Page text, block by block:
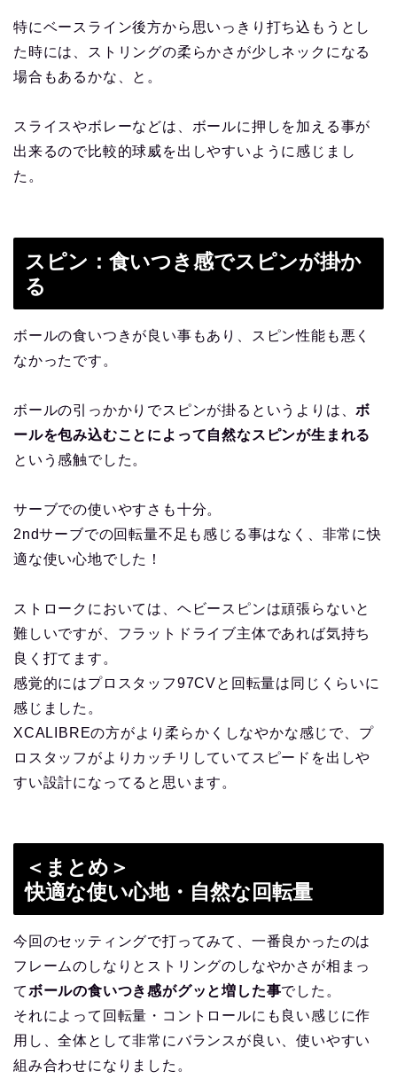
特にベースライン後方から思いっきり打ち込もうとし
た時には、ストリングの柔らかさが少しネックになる
場合もあるかな、と。
スライスやボレーなどは、ボールに押しを加える事が
出来るので比較的球威を出しやすいように感じまし
た。
スピン：食いつき感でスピンが掛か
る
ボールの食いつきが良い事もあり、スピン性能も悪く
なかったです。
ボールの引っかかりでスピンが掛るというよりは、ボ
ールを包み込むことによって自然なスピンが生まれる
という感触でした。
サーブでの使いやすさも十分。
2ndサーブでの回転量不足も感じる事はなく、非常に快
適な使い心地でした！
ストロークにおいては、ヘビースピンは頑張らないと
難しいですが、フラットドライブ主体であれば気持ち
良く打てます。
感覚的にはプロスタッフ97CVと回転量は同じくらいに
感じました。
XCALIBREの方がより柔らかくしなやかな感じで、プ
ロスタッフがよりカッチリしていてスピードを出しや
すい設計になってると思います。
＜まとめ＞
快適な使い心地・自然な回転量
今回のセッティングで打ってみて、一番良かったのは
フレームのしなりとストリングのしなやかさが相まっ
てボールの食いつき感がグッと増した事でした。
それによって回転量・コントロールにも良い感じに作
用し、全体として非常にバランスが良い、使いやすい
組み合わせになりました。